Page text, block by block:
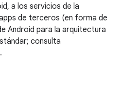
a los servicios de la
de terceros (en forma de
Android para la arquitectura
consulta